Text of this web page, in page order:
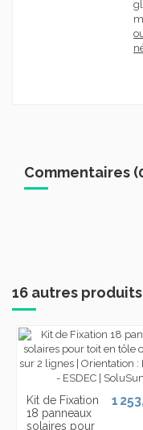
Commentaires
16 autres
Kit de Fixation
18 panneaux
solaires pour
1